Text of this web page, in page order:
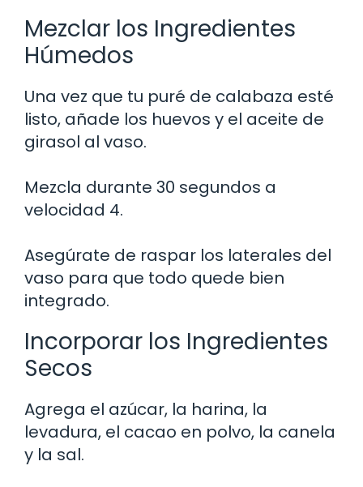
Mezclar los Ingredientes
Húmedos
Una vez que tu puré de calabaza esté
listo, añade los huevos y el aceite de
girasol al vaso.
Mezcla durante 30 segundos a
velocidad 4.
Asegúrate de raspar los laterales del
vaso para que todo quede bien
integrado.
Incorporar los Ingredientes
Secos
Agrega el azúcar, la harina, la
levadura, el cacao en polvo, la canela
y la sal.